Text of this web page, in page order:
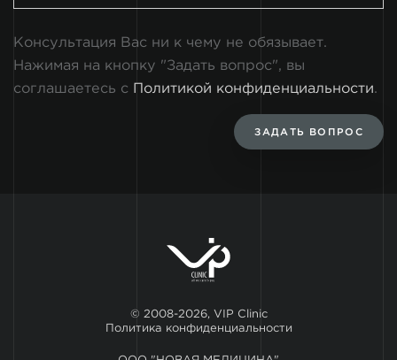
Консультация Вас ни к чему не обязывает.
Нажимая на кнопку "Задать вопрос", вы
соглашаетесь с
Политикой конфиденциальности.
ЗАДАТЬ ВОПРОС
© 2008-2026, VIP Clinic
Политика конфиденциальности